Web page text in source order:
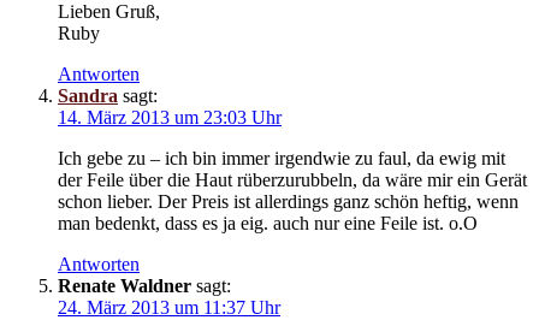
Lieben Gruß,
Ruby
Antworten
Sandra sagt:
14. März 2013 um 23:03 Uhr
Ich gebe zu – ich bin immer irgendwie zu faul, da ewig mit
der Feile über die Haut rüberzurubbeln, da wäre mir ein Gerät
schon lieber. Der Preis ist allerdings ganz schön heftig, wenn
man bedenkt, dass es ja eig. auch nur eine Feile ist. o.O
Antworten
Renate Waldner sagt:
24. März 2013 um 11:37 Uhr